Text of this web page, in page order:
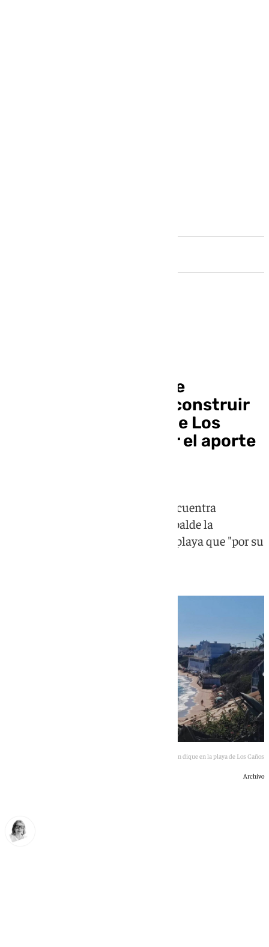
El Gobierno califica de
«ineficaz» la idea de construir
un dique en la playa de Los
Caños para mantener el aporte
El ejecutivo argumenta que no encuentra
"justificación ambiental" que respalde la
construcción de un dique en una playa que "por su
El Gobierno no realizará las obras para construir un dique en la playa de Los Caños
Archivo